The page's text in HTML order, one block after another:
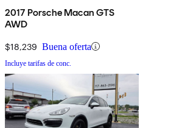
2017 Porsche Macan GTS
AWD
$18,239 Buena oferta
Incluye tarifas de conc.